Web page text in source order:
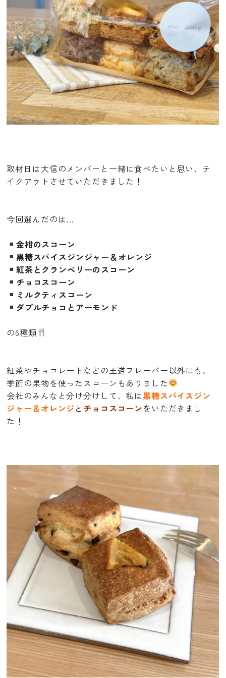
取材日は大信のメンバーと一緒に食べたいと思い、テ
イクアウトさせていただきました！
今回選んだのは…
金柑のスコーン
黒糖スパイスジンジャー＆オレンジ
紅茶とクランベリーのスコーン
チョコスコーン
ミルクティスコーン
ダブルチョコとアーモンド
の6種類
紅茶やチョコレートなどの王道フレーバー以外にも、
季節の果物を使ったスコーンもありました
会社のみんなと分け分けして、私は黒糖スパイスジン
ジャー＆オレンジ と チョコスコーンをいただきまし
た！